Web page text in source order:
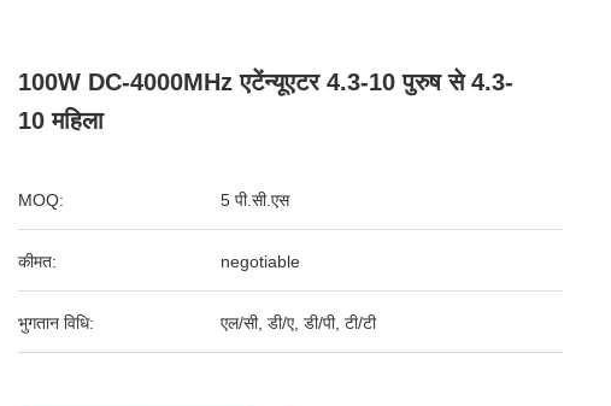
100W DC-4000MHz एटेंन्यूएटर 4.3-10 पुरुष से 4.3-
10 महिला
MOQ: 5 पी.सी.एस
कीमत: negotiable
भुगतान विधि: एल/सी, डी/ए, डी/पी, टी/टी